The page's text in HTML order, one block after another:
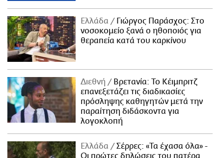
Ελλάδα
Γιώργος Παράσχος: Στο
νοσοκομείο ξανά ο ηθοποιός για
θεραπεία κατά του καρκίνου
Διεθνή
Βρετανία: Το Κέιμπριτζ
επανεξετάζει τις διαδικασίες
πρόσληψης καθηγητών μετά την
παραίτηση διδάσκοντα για
λογοκλοπή
Ελλάδα
Σέρρες: «Τα έχασα όλα» -
Οι πρώτες δηλώσεις του πατέρα